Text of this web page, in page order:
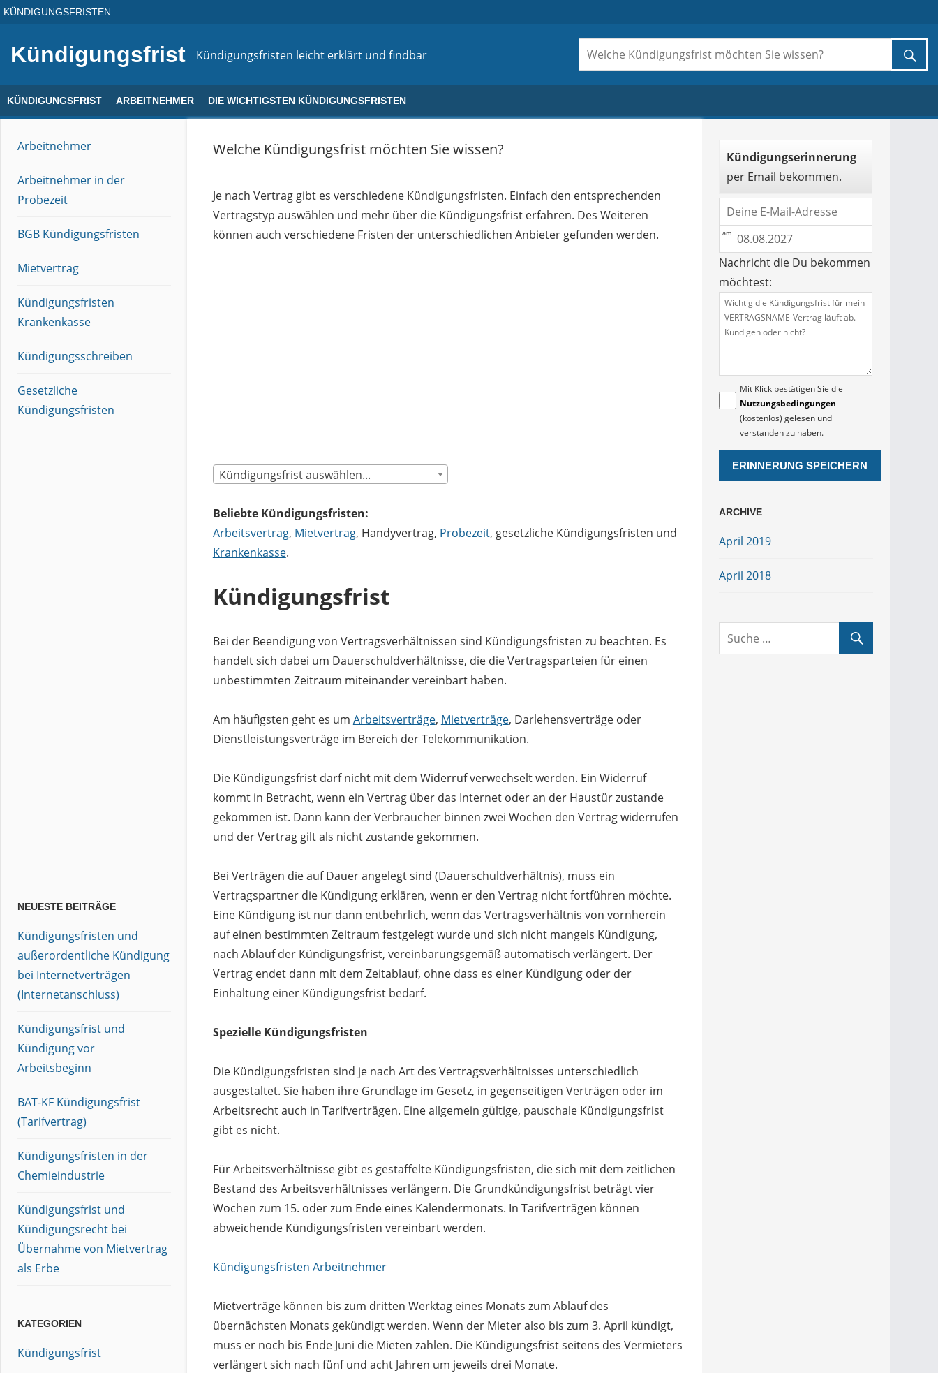
Direkt
Inhalt
KÜNDIGUNGSFRISTEN
Kündigungsfrist Kündigungsfristen leicht erklärt und findbar
KÜNDIGUNGSFRIST ARBEITNEHMER DIE WICHTIGSTEN KÜNDIGUNGSFRISTEN
Welche Kündigungsfrist möchten Sie wissen?
Je nach Vertrag gibt es verschiedene Kündigungsfristen. Einfach den entsprechenden
Vertragstyp auswählen und mehr über die Kündigungsfrist erfahren. Des Weiteren
können auch verschiedene Fristen der unterschiedlichen Anbieter gefunden werden.
Kündigungsfrist auswählen...
Beliebte Kündigungsfristen:
Arbeitsvertrag, Mietvertrag, Handyvertrag, Probezeit, gesetzliche Kündigungsfristen und
Krankenkasse.
Kündigungsfrist
Bei der Beendigung von Vertragsverhältnissen sind Kündigungsfristen zu beachten. Es
handelt sich dabei um Dauerschuldverhältnisse, die die Vertragsparteien für einen
unbestimmten Zeitraum miteinander vereinbart haben.
Am häufigsten geht es um Arbeitsverträge, Mietverträge, Darlehensverträge oder
Dienstleistungsverträge im Bereich der Telekommunikation.
Die Kündigungsfrist darf nicht mit dem Widerruf verwechselt werden. Ein Widerruf
kommt in Betracht, wenn ein Vertrag über das Internet oder an der Haustür zustande
gekommen ist. Dann kann der Verbraucher binnen zwei Wochen den Vertrag widerrufen
und der Vertrag gilt als nicht zustande gekommen.
Bei Verträgen die auf Dauer angelegt sind (Dauerschuldverhältnis), muss ein
Vertragspartner die Kündigung erklären, wenn er den Vertrag nicht fortführen möchte.
Eine Kündigung ist nur dann entbehrlich, wenn das Vertragsverhältnis von vornherein
auf einen bestimmten Zeitraum festgelegt wurde und sich nicht mangels Kündigung,
nach Ablauf der Kündigungsfrist, vereinbarungsgemäß automatisch verlängert. Der
Vertrag endet dann mit dem Zeitablauf, ohne dass es einer Kündigung oder der
Einhaltung einer Kündigungsfrist bedarf.
Spezielle Kündigungsfristen
Die Kündigungsfristen sind je nach Art des Vertragsverhältnisses unterschiedlich
ausgestaltet. Sie haben ihre Grundlage im Gesetz, in gegenseitigen Verträgen oder im
Arbeitsrecht auch in Tarifverträgen. Eine allgemein gültige, pauschale Kündigungsfrist
gibt es nicht.
Für Arbeitsverhältnisse gibt es gestaffelte Kündigungsfristen, die sich mit dem zeitlichen
Bestand des Arbeitsverhältnisses verlängern. Die Grundkündigungsfrist beträgt vier
Wochen zum 15. oder zum Ende eines Kalendermonats. In Tarifverträgen können
abweichende Kündigungsfristen vereinbart werden.
Kündigungsfristen Arbeitnehmer
Mietverträge können bis zum dritten Werktag eines Monats zum Ablauf des
übernächsten Monats gekündigt werden. Wenn der Mieter also bis zum 3. April kündigt,
muss er noch bis Ende Juni die Mieten zahlen. Die Kündigungsfrist seitens des Vermieters
verlängert sich nach fünf und acht Jahren um jeweils drei Monate.
Arbeitnehmer
Arbeitnehmer in der
Probezeit
BGB Kündigungsfristen
Mietvertrag
Kündigungsfristen
Krankenkasse
Kündigungsschreiben
Gesetzliche
Kündigungsfristen
NEUESTE BEITRÄGE
Kündigungsfristen und
außerordentliche Kündigung
bei Internetverträgen
(Internetanschluss)
Kündigungsfrist und
Kündigung vor
Arbeitsbeginn
BAT-KF Kündigungsfrist
(Tarifvertrag)
Kündigungsfristen in der
Chemieindustrie
Kündigungsfrist und
Kündigungsrecht bei
Übernahme von Mietvertrag
als Erbe
KATEGORIEN
Kündigungsfrist
Kündigungserinnerung
per Email bekommen.
Nachricht die Du bekommen
möchtest:
Mit Klick bestätigen Sie die
Nutzungsbedingungen
(kostenlos) gelesen und
verstanden zu haben.
ARCHIVE
April 2019
April 2018